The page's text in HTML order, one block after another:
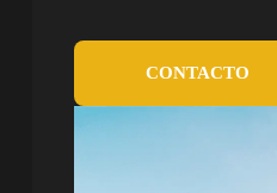
CONTACTO